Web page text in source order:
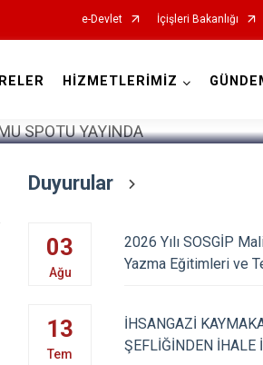
e-Devlet İçişleri Bakanlığı
Abana
Ağlı
Azdavay
HİZMETLERİMİZ
Duyurular
03
Ağu
2026 Yılı SOSGİP
Yazma Eğitimleri ve
13
Tem
İHSANGAZİ
ŞEFLİĞİNDEN İHALE